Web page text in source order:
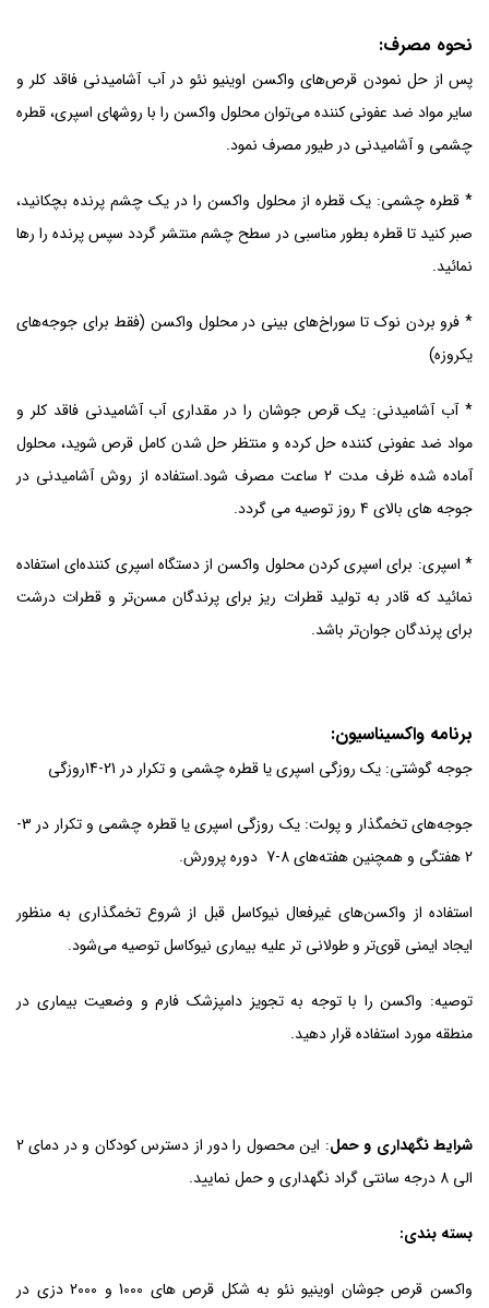
نحوه مصرف:
پس از حل نمودن قرص‌های واکسن اوینیو نئو در آب آشامیدنی فاقد کلر و
سایر مواد ضد عفونی کننده می‌توان محلول واکسن را با روشهای اسپری، قطره
چشمی و آشامیدنی در طیور مصرف نمود.
* قطره چشمی: یک قطره از محلول واکسن را در یک چشم پرنده بچکانید،
صبر کنید تا قطره بطور مناسبی در سطح چشم منتشر گردد سپس پرنده را رها
نمائید.
* فرو بردن نوک تا سوراخ‌های بینی در محلول واکسن (فقط برای جوجه‌های
یکروزه)
* آب آشامیدنی: یک قرص جوشان را در مقداری آب آشامیدنی فاقد کلر و
مواد ضد عفونی کننده حل کرده و منتظر حل شدن کامل قرص شوید، محلول
آماده شده ظرف مدت 2 ساعت مصرف شود.استفاده از روش آشامیدنی در
جوجه های بالای 4 روز توصیه می گردد.
* اسپری: برای اسپری کردن محلول واکسن از دستگاه اسپری کننده‌ای استفاده
نمائید که قادر به تولید قطرات ریز برای پرندگان مسن‌تر و قطرات درشت
برای پرندگان جوان‌تر باشد.
برنامه‌ واکسیناسیون:
جوجه گوشتی: یک روزگی اسپری یا قطره چشمی و تکرار در 21-14روزگی
جوجه‌های تخمگذار و پولت: یک روزگی اسپری یا قطره چشمی و تکرار در 3-
2 هفتگی و همچنین هفته‌های 8-7 دوره پرورش.
استفاده از واکسن‌های غیرفعال نیوکاسل قبل از شروع تخمگذاری به منظور
ایجاد ایمنی قوی‌تر و طولانی تر علیه بیماری نیوکاسل توصیه می‌شود.
توصیه: واکسن را با توجه به تجویز دامپزشک فارم و وضعیت بیماری در
منطقه مورد استفاده قرار دهید.
شرایط نگهداری و حمل
: این محصول را دور از دسترس کودکان و در دمای 2
الی 8 درجه سانتی گراد نگهداری و حمل نمایید.
بسته بندی:
واکسن قرص جوشان اوینیو نئو به شکل قرص های 1000 و 2000 دزی در